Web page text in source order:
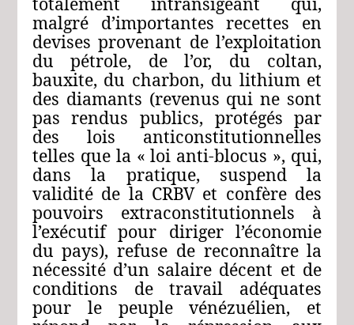
malgré d’importantes recettes en
devises provenant de l’exploitation
du pétrole, de l’or, du coltan,
bauxite, du charbon, du lithium et
des diamants (revenus qui ne sont
pas rendus publics, protégés par
des lois anticonstitutionnelles
telles que la « loi anti-blocus », qui,
dans la pratique, suspend la
validité de la CRBV et confère des
pouvoirs extraconstitutionnels à
l’exécutif pour diriger l’économie
du pays), refuse de reconnaître la
nécessité d’un salaire décent et de
conditions de travail adéquates
pour le peuple vénézuélien, et